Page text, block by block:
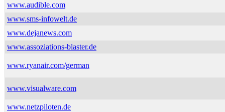
www.audible.com
www.sms-infowelt.de
www.dejanews.com
www.assoziations-blaster.de
www.ryanair.com/german
www.visualware.com
www.netzpiloten.de